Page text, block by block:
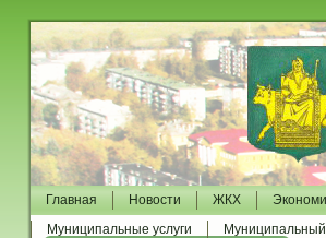
Главная Новости ЖКХ
Муниципальные услуги
Муниципальный